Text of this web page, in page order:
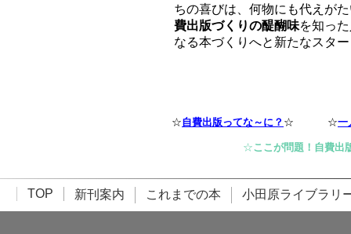
ちの喜びは、何物にも代えが
費出版づくりの醍醐味を知っ
なる本づくりへと新たなスタ
☆自費出版ってな～に？ ☆ ☆一
☆ここが問題！自費出
TOP 新刊案内 これまでの本 小田原ライブラリ